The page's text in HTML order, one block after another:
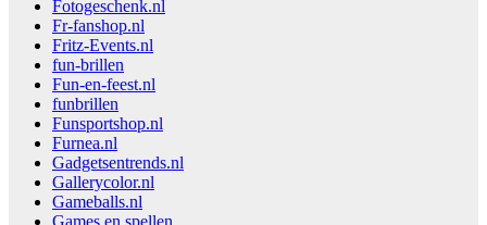
Fotogeschenk.nl
Fr-fanshop.nl
Fritz-Events.nl
fun-brillen
Fun-en-feest.nl
funbrillen
Funsportshop.nl
Furnea.nl
Gadgetsentrends.nl
Gallerycolor.nl
Gameballs.nl
Games en spellen